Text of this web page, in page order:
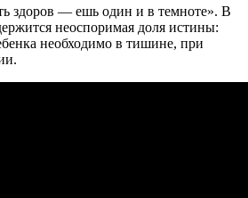
здоров — ешь один и в темноте». В
неоспоримая доля истины:
необходимо в тишине, при